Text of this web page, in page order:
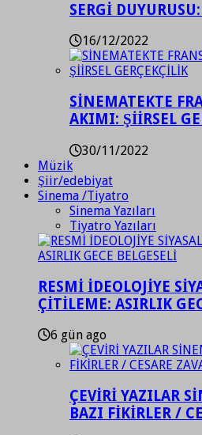
SERGİ
16/12/2022
SİNEMATEKTE
AKIMI: ŞİİRSEL
30/11/2022
Müzik
Şiir/edebiyat
Sinema /Tiyatro
Sinema Yazıları
Tiyatro Yazıları
RESMİ İDEOLOJİYE
ÇİTİLEME: ASIRLIK
6 gün ago
ÇEVİRİ YAZILAR
BAZI FİKİRLER /